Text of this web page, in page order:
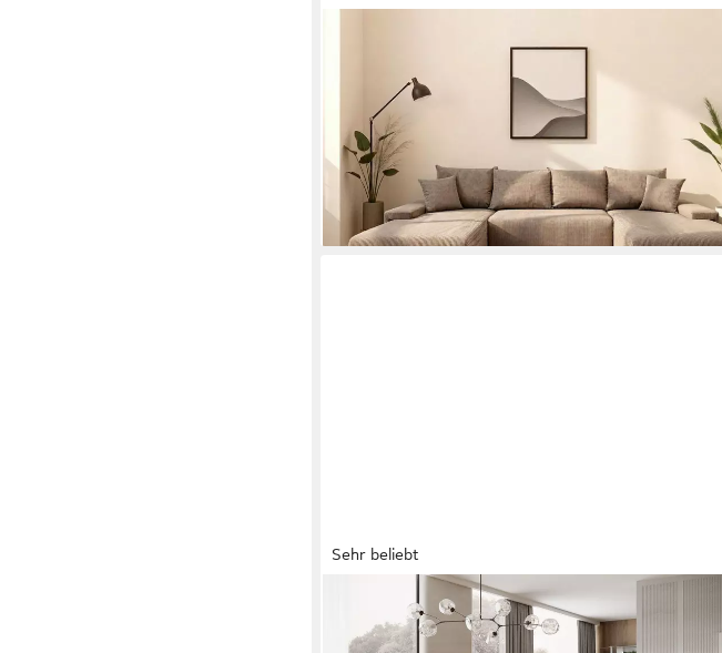
Wohnlandschaft Amalfi, B/T: 348/188 cm, in Cord mit
Schlaffunktion & Bettkasten, modernes XXL Design, U-
999,98 €
-37%
lieferbar in 6 Wochen
Sehr beliebt
PROMETO MÖBEL
Ecksofa Credo Ecksofa U-Form, mit Schlaffunktion und
Bettkasten, U-Form Couch